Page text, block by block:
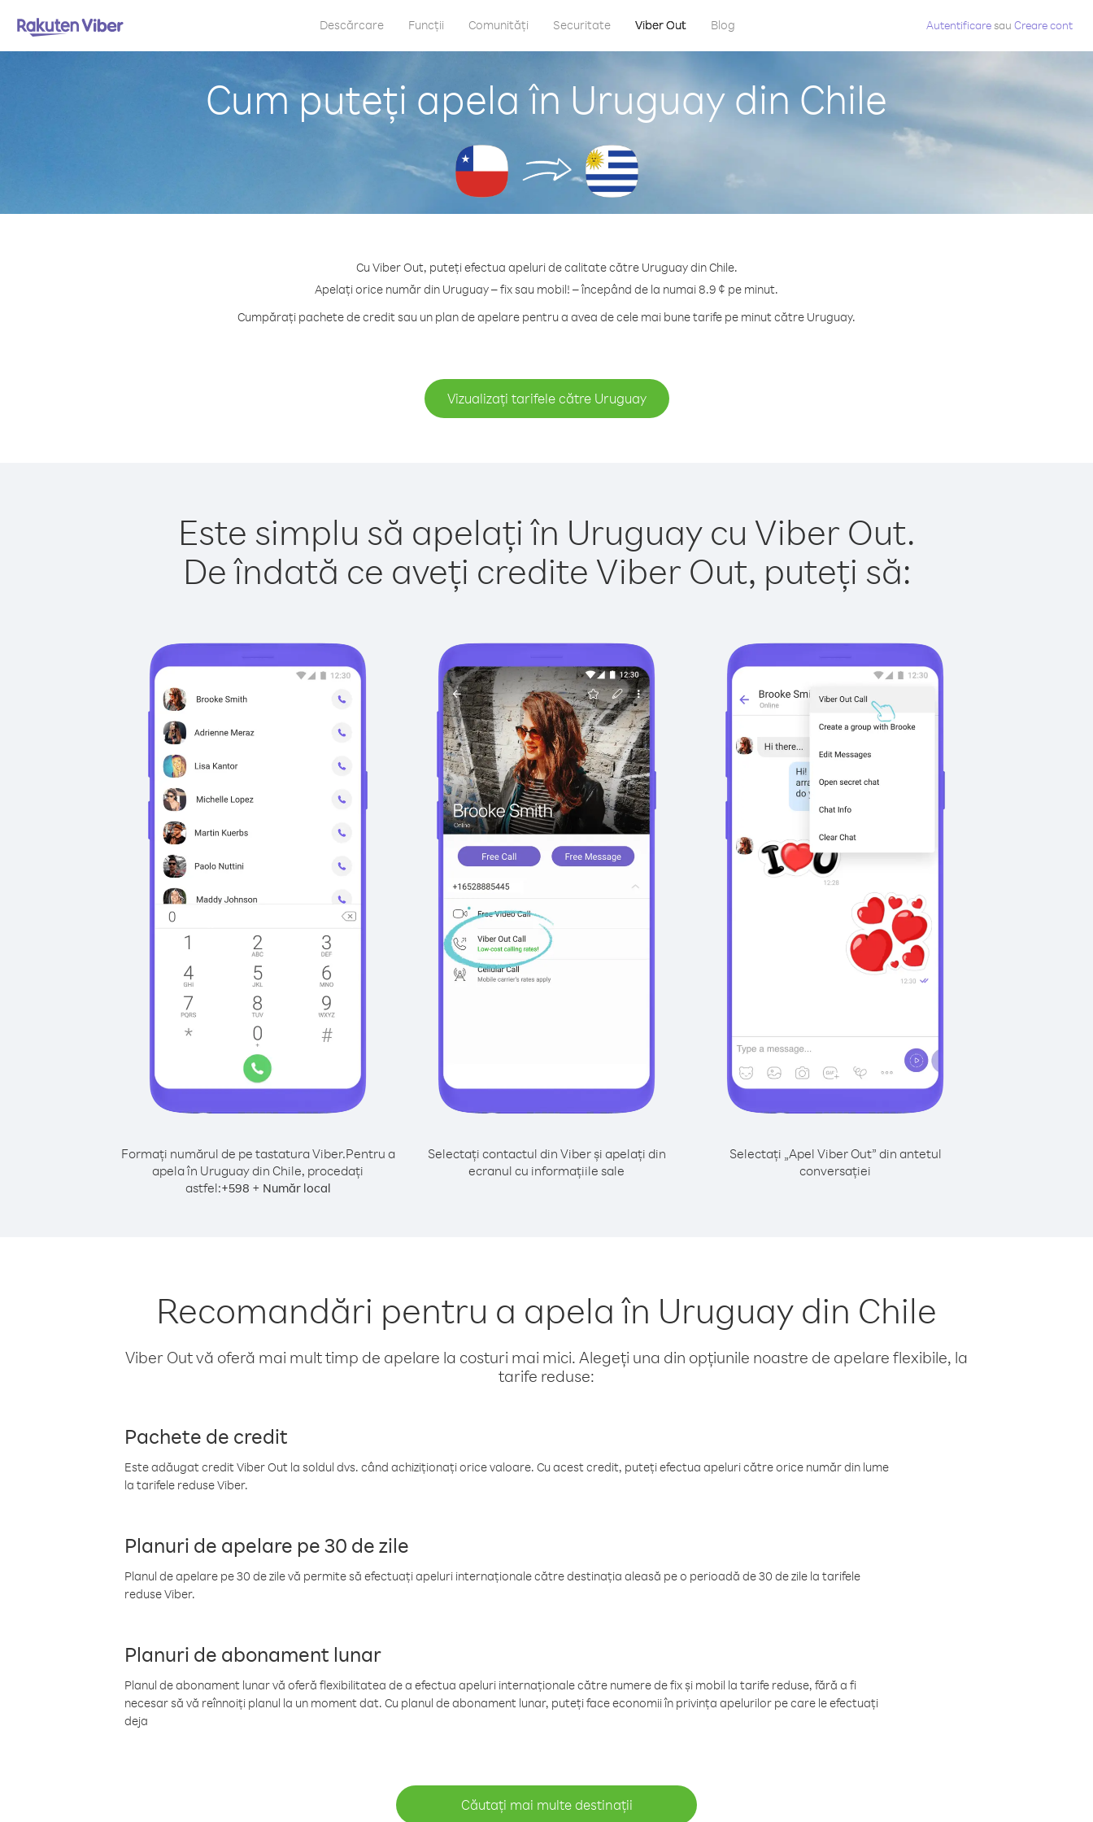
Descărcare Funcții Comunități Securitate Viber Out Blog Autentificaresau Creare cont
Cum puteți apela în Uruguay din Chile
Cu Viber Out, puteți efectua apeluri de calitate către Uruguay din Chile.
Apelați orice număr din Uruguay – fix sau mobil! – începând de la numai 8.9 ¢ pe minut.
Cumpărați pachete de credit sau un plan de apelare pentru a avea de cele mai bune tarife pe minut către Uruguay.
Vizualizați tarifele către Uruguay
Este simplu să apelați în Uruguay cu Viber Out.
De îndată ce aveți credite Viber Out, puteți să:
Formați numărul de pe tastatura Viber.Pentru a
apela în Uruguay din Chile, procedați
astfel:+598 + Număr local
Selectați contactul din Viber și apelați din
ecranul cu informațiile sale
Selectați „Apel Viber Out” din antetul
conversației
Recomandări pentru a apela în Uruguay din Chile
Viber Out vă oferă mai mult timp de apelare la costuri mai mici. Alegeți una din opțiunile noastre de apelare flexibile, la
tarife reduse:
Pachete de credit
Este adăugat credit Viber Out la soldul dvs. când achiziționați orice valoare. Cu acest credit, puteți efectua apeluri către orice număr din lume
la tarifele reduse Viber.
Planuri de apelare pe 30 de zile
Planul de apelare pe 30 de zile vă permite să efectuați apeluri internaționale către destinația aleasă pe o perioadă de 30 de zile la tarifele
reduse Viber.
Planuri de abonament lunar
Planul de abonament lunar vă oferă flexibilitatea de a efectua apeluri internaționale către numere de fix și mobil la tarife reduse, fără a fi
necesar să vă reînnoiți planul la un moment dat. Cu planul de abonament lunar, puteți face economii în privința apelurilor pe care le efectuați
deja
Căutați mai multe destinații